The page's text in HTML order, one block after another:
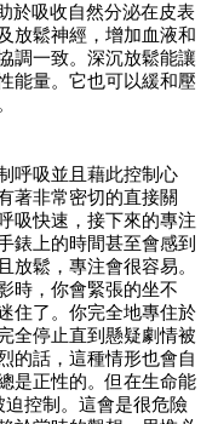
於吸收自然分泌在皮表
放鬆神經，增加血液和
調一致。深沉放鬆能讓
能量。它也可以緩和壓
呼吸並且藉此控制心
著非常密切的直接關
吸快速，接下來的專注
錶上的時間甚至會感到
放鬆，專注會很容易。
時，你會緊張的坐不
住了。你完全地專住於
全停止直到懸疑劇情被
的話，這種情形也會自
是正性的。但在生命能
控制。這會是很危險